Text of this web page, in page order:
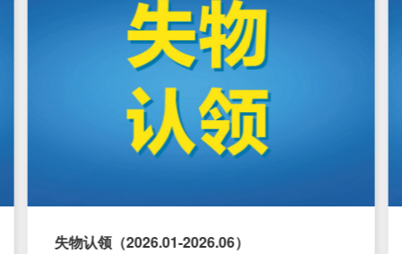
失物认领（2026.01-2026.06）